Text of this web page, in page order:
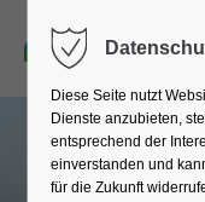
jetzt anfragen
Diese Seite nutzt
Dienste anzubieten,
entsprechend der
einverstanden und
für die Zukunft